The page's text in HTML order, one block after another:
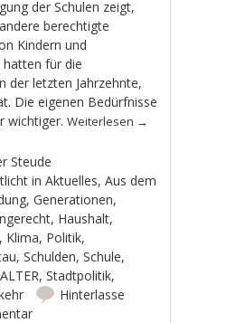
der Schulen zeigt,
berechtigte
Kindern und
hatten für die
der letzten Jahrzehnte,
Die eigenen Bedürfnisse
wichtiger.Weiterlesen →
Steude
inAktuelles,Aus dem
,Generationen,
, Haushalt,
, Klima, Politik,
,Schulden,Schule,
,Stadtpolitik,
Hinterlasse